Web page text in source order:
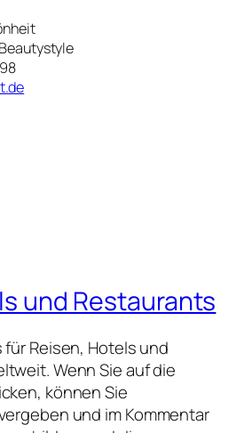
und Restaurants
Reisen, Hotels und
Wenn Sie auf die
können Sie
und im Kommentar